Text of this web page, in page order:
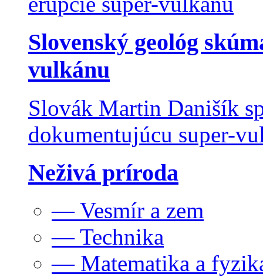
Slovenský geológ
vulkánu
Slovák Martin Danišík
dokumentujúcu super-
Neživá príroda
— Vesmír a zem
— Technika
— Matematika a